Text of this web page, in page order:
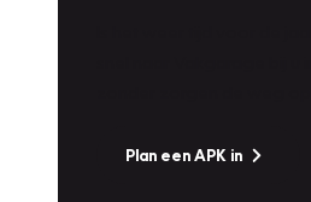
Plan een APK in